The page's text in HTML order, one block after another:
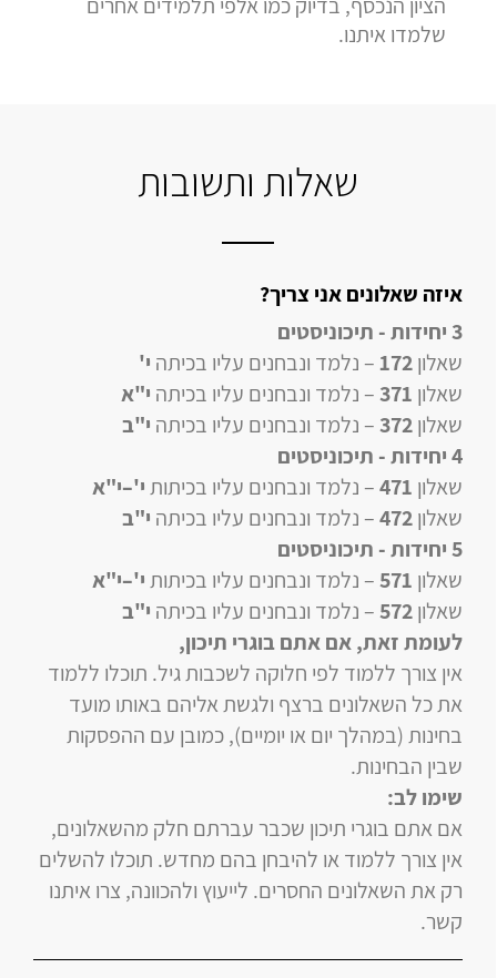
הציון הנכסף, בדיוק כמו אלפי תלמידים אחרים
שלמדו איתנו.
שאלות ותשובות
איזה שאלונים אני צריך?
3 יחידות - תיכוניסטים
שאלון172– נלמד ונבחנים עליו בכיתה י'
שאלון 371– נלמד ונבחנים עליו בכיתה י"א
שאלון372– נלמד ונבחנים עליו בכיתה י"ב
4 יחידות
- תיכוניסטים
שאלון 471
–נלמד ונבחנים עליו בכיתותי'–י"א
שאלון472
–נלמד ונבחנים עליו בכיתה י"ב
5 יחידות
- תיכוניסטים
שאלון 571
–נלמד ונבחנים עליו בכיתותי'–י"א
שאלון572
–נלמד ונבחנים עליו בכיתה י"ב
לעומת זאת, אם אתם בוגרי תיכון,
אין צורך ללמוד לפי חלוקה לשכבות גיל. תוכלו ללמוד
את כל השאלונים ברצף ולגשת אליהם באותו מועד
בחינות (במהלך יום או יומיים), כמובן עם ההפסקות
שבין הבחינות.
שימו לב:
אם אתם בוגרי תיכון שכבר עברתם חלק מהשאלונים,
אין צורך ללמוד או להיבחן בהם מחדש. תוכלו להשלים
רק את השאלונים החסרים. לייעוץ ולהכוונה, צרו איתנו
קשר.